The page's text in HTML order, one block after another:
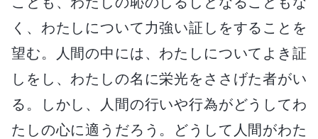
く、わたしについて力強い証しをすることを
望む。人間の中には、わたしについてよき証
しをし、わたしの名に栄光をささげた者がい
る。しかし、人間の行いや行為がどうしてわ
たしの心に適うだろう。どうして人間がわた